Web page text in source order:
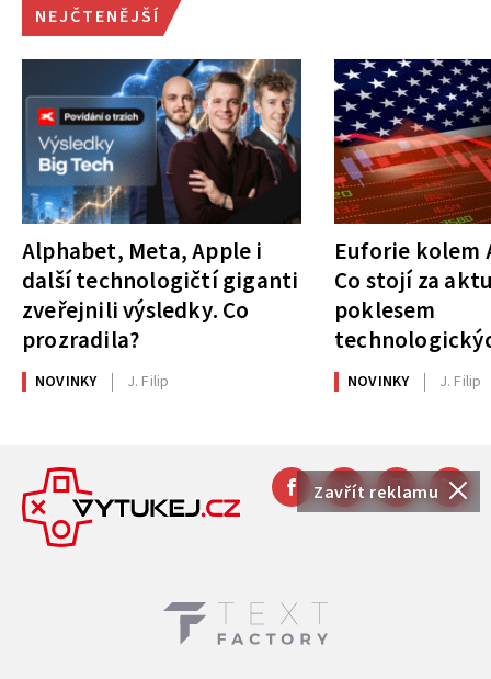
Zavřít reklamu
NEJČTENĚJŠÍ
Alphabet, Meta, Apple i
další technologičtí giganti
zveřejnili výsledky. Co
prozradila?
NOVINKY J. Filip
Euforie kolem
Co stojí za
poklesem
NOVINKY J. Filip